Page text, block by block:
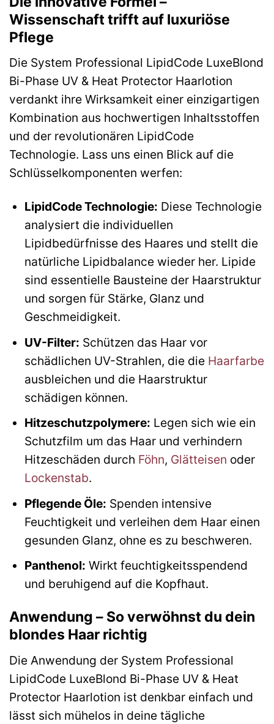
Wissenschaft trifft auf luxuriöse
Pflege
Die System Professional LipidCode LuxeBlond
Bi-Phase UV & Heat Protector Haarlotion
verdankt ihre Wirksamkeit einer einzigartigen
Kombination aus hochwertigen Inhaltsstoffen
und der revolutionären LipidCode
Technologie. Lass uns einen Blick auf die
Schlüsselkomponenten werfen:
LipidCode Technologie: Diese Technologie
analysiert die individuellen
Lipidbedürfnisse des Haares und stellt die
natürliche Lipidbalance wieder her. Lipide
sind essentielle Bausteine der Haarstruktur
und sorgen für Stärke, Glanz und
Geschmeidigkeit.
UV-Filter: Schützen das Haar vor
schädlichen UV-Strahlen, die die Haarfarbe
ausbleichen und die Haarstruktur
schädigen können.
Hitzeschutzpolymere: Legen sich wie ein
Schutzfilm um das Haar und verhindern
Hitzeschäden durch Föhn, Glätteisen oder
Lockenstab.
Pflegende Öle: Spenden intensive
Feuchtigkeit und verleihen dem Haar einen
gesunden Glanz, ohne es zu beschweren.
Panthenol: Wirkt feuchtigkeitsspendend
und beruhigend auf die Kopfhaut.
Anwendung – So verwöhnst du dein
blondes Haar richtig
Die Anwendung der System Professional
LipidCode LuxeBlond Bi-Phase UV & Heat
Protector Haarlotion ist denkbar einfach und
lässt sich mühelos in deine tägliche